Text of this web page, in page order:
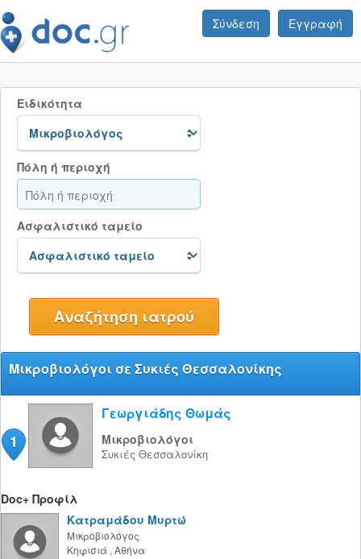
Σύνδεση Εγγραφή
Ειδικότητα
Πόλη ή περιοχή
Ασφαλιστικό ταμείο
Μικροβιολόγοι σε Συκιές Θεσσαλονίκης
1
Γεωργιάδης Θωμάς
Μικροβιολόγοι
Συκιές Θεσσαλονίκη
Doc+ Προφίλ
Κατραμάδου Μυρτώ
Μικροβιολόγος
Κηφισιά , Αθήνα